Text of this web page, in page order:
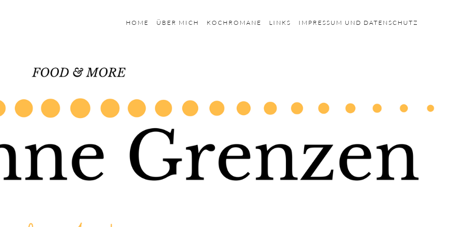
HOME ÜBER MICH KOCHROMANE LINKS IMPRESSUM UND DATENSCHUTZ